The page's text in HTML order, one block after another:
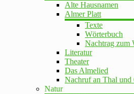
Alte Hausnamen
Almer Platt
Texte
Wörterbuch
Nachtrag zum
Literatur
Theater
Das Almelied
Nachruf an Thal
Natur